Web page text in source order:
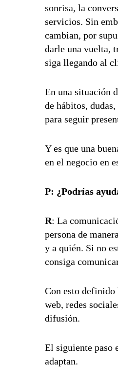
sonrisa, la
servicios. Sin
cambian, por
darle una vuelta,
siga llegando al
En una situación
de hábitos,
para seguir
Y es que una
en el negocio en
P: ¿Podrías
R: La
persona de
y a quién. Si no
consiga
Con esto definido
web, redes
difusión.
El siguiente paso
adaptan.